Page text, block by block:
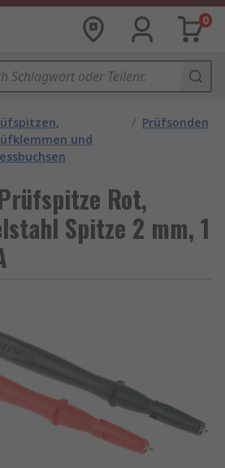
0
und
/ Prüfsonden
Rot,
Spitze 2 mm, 1